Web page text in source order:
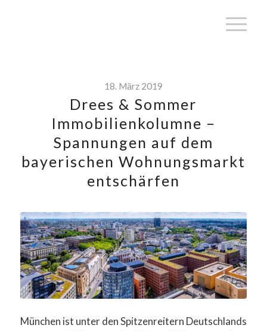
18. März 2019
Drees & Sommer
Immobilienkolumne –
Spannungen auf dem
bayerischen Wohnungsmarkt
entschärfen
München ist unter den Spitzenreitern Deutschlands